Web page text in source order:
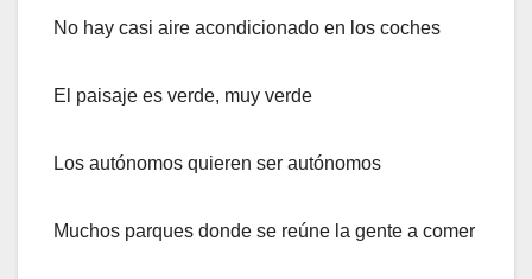
No hay casi aire acondicionado en los coches
El paisaje es verde, muy verde
Los autónomos quieren ser autónomos
Muchos parques donde se reúne la gente a comer